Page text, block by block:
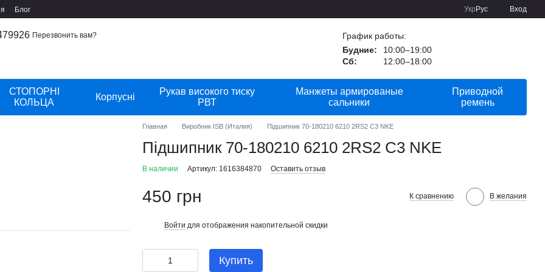
Блог Укр Рус Вход
Перезвонить вам?
График работы:
Будние:
10:00–19:00
Сб:
12:00–18:00
СТОПОРНІ
КОЛЬЦА
Корпусні
Рукав високого тиску
РВТ
Манжеты армированые
сальники
Приводной
ремень
Главная Виробник ISB (Италия) Підшипник 70-180210 6210 2RS2 С3 NKE
Підшипник 70-180210 6210 2RS2 С3 NKE
В наличии Артикул: 1616384870 Оставить отзыв
450 грн К сравнению В желания
Войти для отображения накопительной скидки
Купить